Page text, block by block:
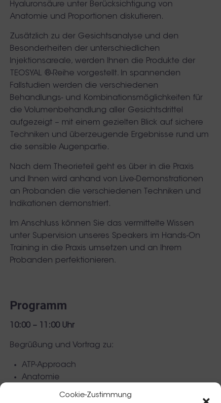
Cookie-Zustimmung
Hyaluronsäure unter Berücksichtigung von
Anatomie und Proportionen diskutieren.
Zusätzlich zu der Gesichtsanalyse und den
Besonderheiten der unterschiedlichen
Injektionsareale, werden Ihnen die Produkte der
TEOSYAL ®-Reihe vorgestellt. In spannenden
Fallstudien werden die verschiedenen
Behandlungs- und Kombinationsmöglichkeiten für
die Volumenbehandlung aller Gesichtsdrittel
aufgezeigt – mit einem gezielten Blick auf sichere
Techniken und überzeugende Ergebnisse rund um
die sensible Augenpartie.
Nach dem Theorieteil geht es über in die Praxis
und Ihnen wird anhand von Live-Demonstrationen
an Probanden die verschiedenen Techniken und
Indikationen demonstriert.
Im Anschluss können Sie das vermittelte Wissen
unter Supervision unseres Speakers im Hands-On
Training in die Praxis umsetzen und an Ihrem
Probanden perfektionieren.
Programm
10:00 – 11:00 Uhr
Begrüßung und Vortrag zu:
ATP-Approach
Anatomie